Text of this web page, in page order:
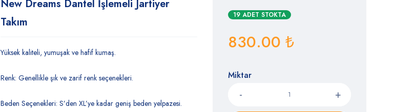
New Dreams Dantel İşlemeli Jartiyer
Takım
Yüksek kaliteli, yumuşak ve hafif kumaş.
Renk: Genellikle şık ve zarif renk seçenekleri.
Beden Seçenekleri: S’den XL’ye kadar geniş beden yelpazesi.
19 ADET STOKTA
830.00 ₺
Miktar